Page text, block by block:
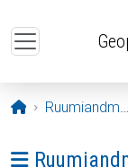
Avaleht
Ruumiandmed
Ava menüü: